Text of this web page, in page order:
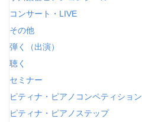
コンサート・LIVE
その他
弾く（出演）
聴く
セミナー
ピティナ・ピアノコンペティション
ピティナ・ピアノステップ